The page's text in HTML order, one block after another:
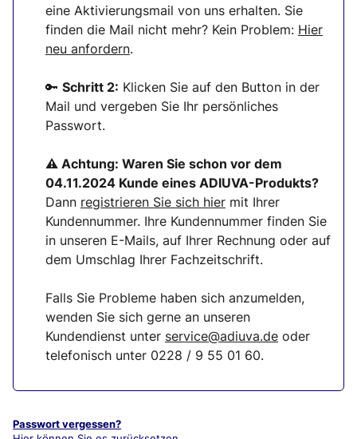
eine Aktivierungsmail von uns erhalten. Sie
finden die Mail nicht mehr? Kein Problem: Hier
neu anfordern.
🔑 Schritt 2: Klicken Sie auf den Button in der
Mail und vergeben Sie Ihr persönliches
Passwort.
⚠ Achtung: Waren Sie schon vor dem
04.11.2024 Kunde eines ADIUVA-Produkts?
Dann registrieren Sie sich hier mit Ihrer
Kundennummer. Ihre Kundennummer finden Sie
in unseren E-Mails, auf Ihrer Rechnung oder auf
dem Umschlag Ihrer Fachzeitschrift.
Falls Sie Probleme haben sich anzumelden,
wenden Sie sich gerne an unseren
Kundendienst unter service@adiuva.de oder
telefonisch unter 0228 / 9 55 01 60.
Passwort vergessen?